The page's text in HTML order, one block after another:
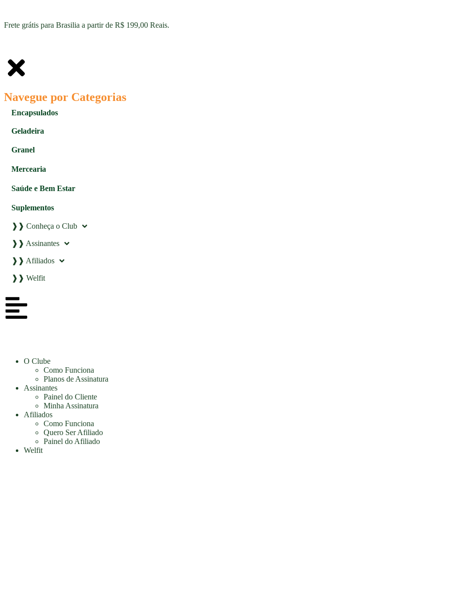
Frete grátis para Brasilia a partir de R$ 199,00 Reais.
Navegue por Categorias
Encapsulados
Geladeira
Granel
Mercearia
Saúde e Bem Estar
Suplementos
❱❱ Conheça o Club
❱❱ Assinantes
❱❱ Afiliados
❱❱ Welfit
O Clube
Como Funciona
Planos de Assinatura
Assinantes
Painel do Cliente
Minha Assinatura
Afiliados
Como Funciona
Quero Ser Afiliado
Painel do Afiliado
Welfit